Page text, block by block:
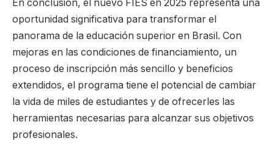
En conclusión, el nuevo FIES en 2025 representa una
oportunidad significativa para transformar el
panorama de la educación superior en Brasil. Con
mejoras en las condiciones de financiamiento, un
proceso de inscripción más sencillo y beneficios
extendidos, el programa tiene el potencial de cambiar
la vida de miles de estudiantes y de ofrecerles las
herramientas necesarias para alcanzar sus objetivos
profesionales.